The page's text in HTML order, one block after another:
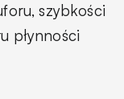
szybkości
płynności